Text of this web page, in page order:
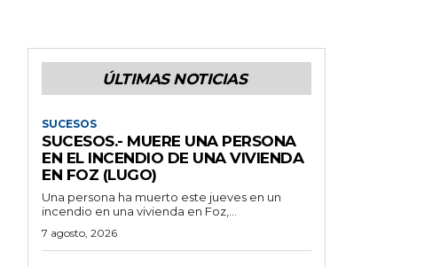
ÚLTIMAS NOTICIAS
SUCESOS
SUCESOS.- MUERE UNA PERSONA
EN EL INCENDIO DE UNA VIVIENDA
EN FOZ (LUGO)
Una persona ha muerto este jueves en un
incendio en una vivienda en Foz,...
7 agosto, 2026